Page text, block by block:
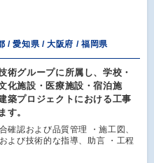
/ 愛知県 / 大阪府 / 福岡県
術グループに所属し、学校・
化施設・医療施設・宿泊施
築プロジェクトにおける工事
す。
確認および品質管理 ・施工図、
よび技術的な指導、助言 ・工程